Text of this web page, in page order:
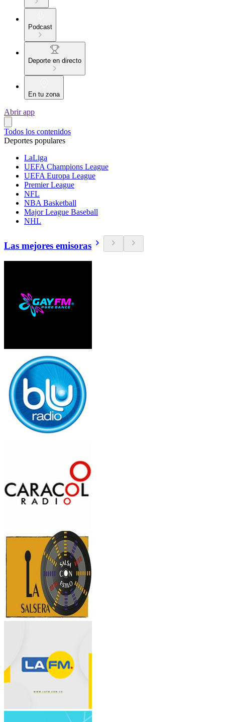
Podcast
Deporte en directo
En tu zona
Abrir app
Todos los contenidos
Deportes populares
LaLiga
UEFA Champions League
UEFA Europa League
Premier League
NFL
NBA Basketball
Major League Baseball
NHL
Las mejores emisoras